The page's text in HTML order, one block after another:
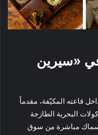
في «سيرين
قاعته المكيّفة، مقدماً
البحرية الطازجة
مباشرة من سوق